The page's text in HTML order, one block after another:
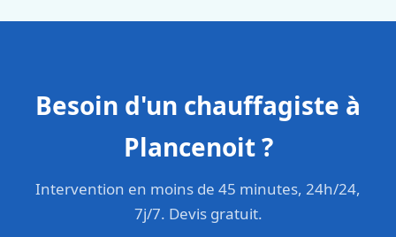
Besoin d'un chauffagiste à
Plancenoit ?
Intervention en moins de 45 minutes, 24h/24,
7j/7. Devis gratuit.